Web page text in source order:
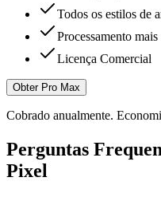
Todos os estilos de
Processamento
Licença Comercial
Obter Pro Max
Cobrado anualmente.
Perguntas
Pixel